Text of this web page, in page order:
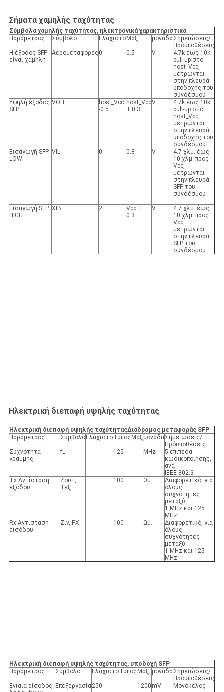
Σήματα χαμηλής ταχύτητας
Σύμβολα χαμηλής ταχύτητας, ηλεκτρονικά χαρακτηριστικά
Παράμετρος
Σύμβολο Ελάχιστο Μαξ μονάδαΣημειώσεις/
Πρόϋποθέσεις
Η έξοδος SFP
είναι χαμηλή
Αερομεταφορές 0 0.5 V
4.7k έως 10k
pull-up στο
host_Vcc,
μετρώνται
στην πλευρά
υποδοχής του
συνδέσμου
Υψηλή έξοδος
SFP
VOH
host_Vcc
-0.5
host_Vcc
+ 0.3
V
4.7k έως 10k
pull-up στο
host_Vcc,
μετρώνται
στην πλευρά
υποδοχής του
συνδέσμου
Εισαγωγή SFP
LOW
VIL 0 0.8 V
4.7 χλμ. έως
10 χλμ. προς
Vcc,
μετρώνται
στην πλευρά
SFP του
συνδέσμου
Εισαγωγή SFP
HIGH
ΧΙΒ 2
Vcc +
0.3
V
4.7 χλμ. έως
10 χλμ. προς
Vcc,
μετρώνται
στην πλευρά
SFP του
συνδέσμου
Ηλεκτρική διεπαφή υψηλής ταχύτητας
Ηλεκτρική διεπαφή υψηλής ταχύτηταςΔιάδρομος μεταφοράς SFP
Παράμετρος
Σύμβολο ΕλάχιστοΤύπος ΜαξμονάδαΣημειώσεις/
Πρόϋποθέσεις
Συχνότητα
γραμμής
fL 125 MHz
5 επίπεδα
κωδικοποίησης,
ανά
IEEE 802.3
Tx Αντίσταση
εξόδου
Ζουτ,
Τεξ.
100 Ωμ.
Διαφορετικό, για
όλους
συχνότητες
μεταξύ
1 MHz και 125
MHz
Rx Αντίσταση
εισόδου
Ζιν, ΡΧ. 100 Ωμ.
Διαφορετικό, για
όλους
συχνότητες
μεταξύ
1 MHz και 125
MHz
Ηλεκτρική διεπαφή υψηλής ταχύτητας, υποδοχή SFP
Παράμετρος
Σύμβολο ΕλάχιστοΤύπος Μαξ μονάδαΣημειώσεις/
Πρόϋποθέσεις
Ενιαία είσοδος
Επεξεργασία250 1200 mV Μονόκελος